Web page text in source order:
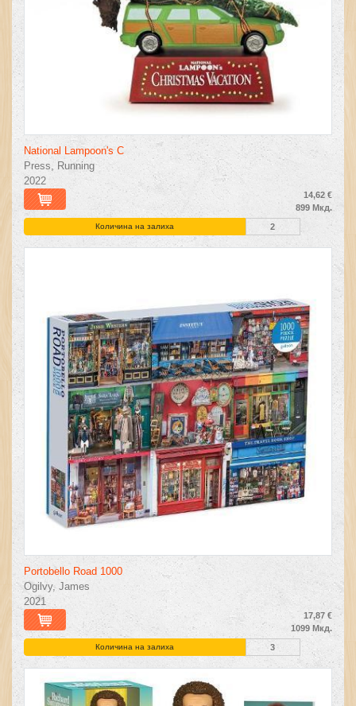
National Lampoon's C
Press, Running
2022
14,62 €
899 Мкд.
Количина на залиха 2
Portobello Road 1000
Ogilvy, James
2021
17,87 €
1099 Мкд.
Количина на залиха 3